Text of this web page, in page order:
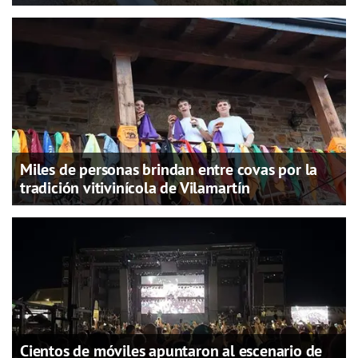
Miles de personas brindan entre covas por la
tradición vitivinícola de Vilamartín
Cientos de móviles apuntaron al escenario de